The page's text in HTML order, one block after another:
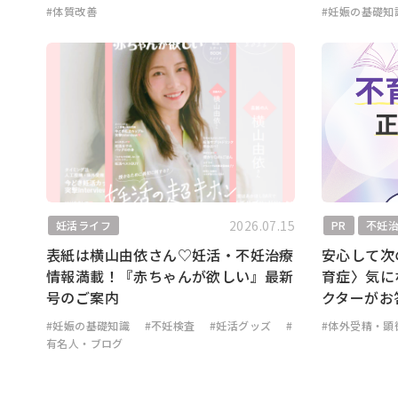
#体質改善 #妊娠の基礎知
妊活ライフ 2026.07.15
表紙は横山由依さん♡妊活・不妊治療
情報満載！『赤ちゃんが欲しい』最新
号のご案内
#妊娠の基礎知識 #不妊検査 #妊活グッズ
#
有名人・ブログ
PR 不妊
安心して
育症〉気
クターが
#体外受精・顕